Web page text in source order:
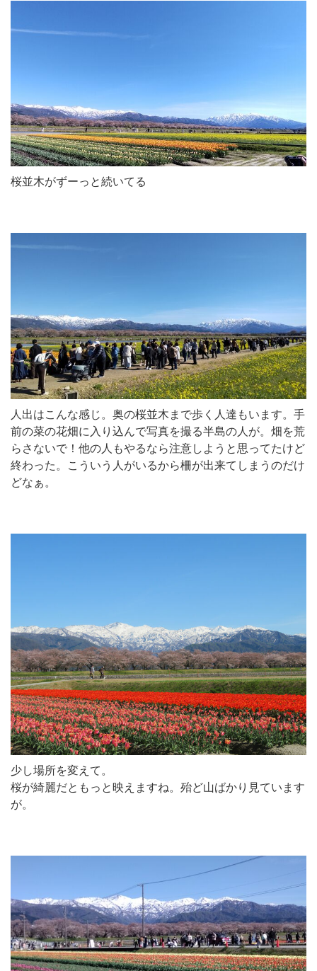
桜並木がずーっと続いてる
人出はこんな感じ。奥の桜並木まで歩く人達もいます。手
前の菜の花畑に入り込んで写真を撮る半島の人が。畑を荒
らさないで！他の人もやるなら注意しようと思ってたけど
終わった。こういう人がいるから柵が出来てしまうのだけ
どなぁ。
少し場所を変えて。
桜が綺麗だともっと映えますね。殆ど山ばかり見ています
が。